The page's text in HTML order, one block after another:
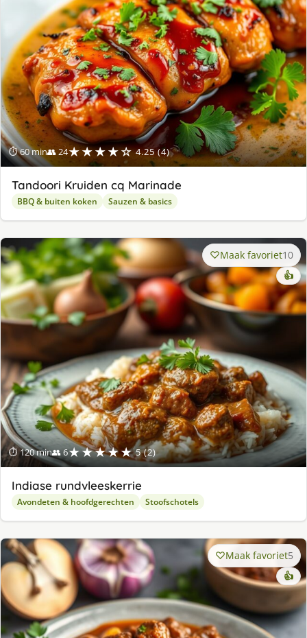
⏱ 60 min👥 24★★★★☆ 4.25 (4)
Tandoori Kruiden cq Marinade
BBQ & buiten koken Sauzen & basics
⏱ 120 min👥 6★★★★★ 5 (2)
Maak favoriet10
👍
Indiase rundvleeskerrie
Avondeten & hoofdgerechten Stoofschotels
Maak favoriet5
👍